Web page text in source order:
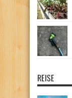
REISE